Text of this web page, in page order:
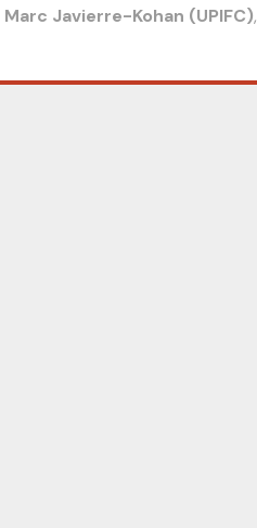
Marc Javierre-Kohan (UPIFC),